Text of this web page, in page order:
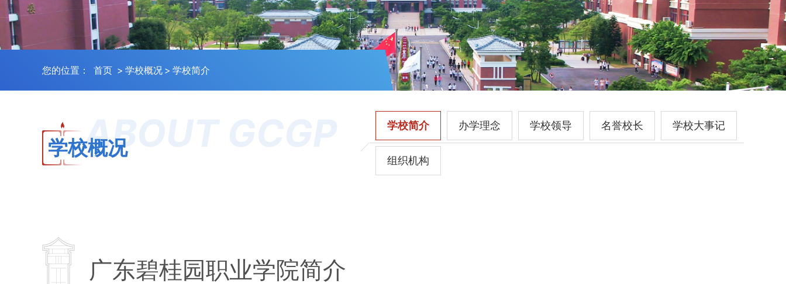
您的位置： 首页 > 学校概况 > 学校简介
学校概况
ABOUT GCGP 学校简介 办学理念 学校领导 名誉校长 学校大事记
组织机构
广东碧桂园职业学院简介